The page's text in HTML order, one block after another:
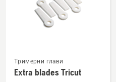
повече
подробности
Тримерни глави
Extra blades Tricut